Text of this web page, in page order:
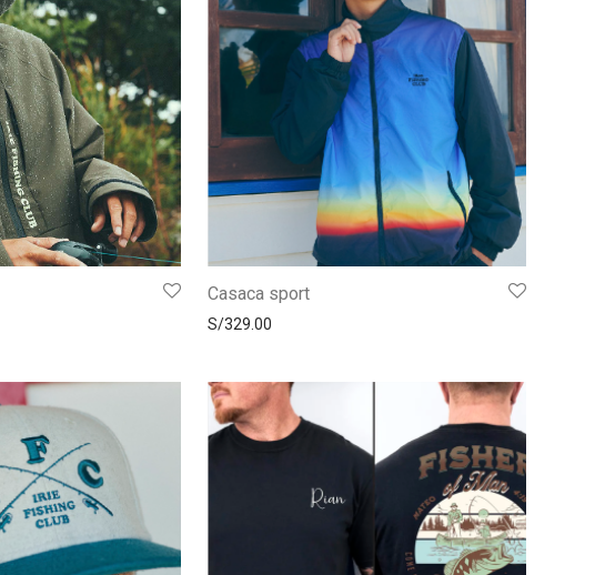
Casaca sport
S/329.00